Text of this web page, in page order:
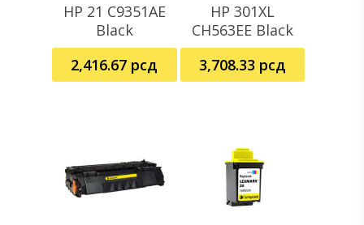
Dodaj U Korpu
HP 21 C9351AE
Black
2,416.67 рсд
Pročitajte Još
HP 301XL
CH563EE Black
3,708.33 рсд